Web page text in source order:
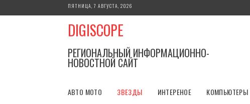
к
ПЯТНИЦА, 7 АВГУСТА, 2026
DIGISCOPE
РЕГИОНАЛЬНЫЙ ИНФОРМАЦИОННО-
НОВОСТНОЙ САЙТ
АВТО МОТО ЗВЕЗДЫ ИНТЕРЕНОЕ